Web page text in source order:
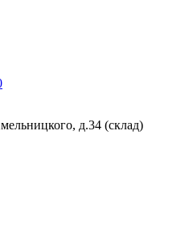
д.34 (склад)